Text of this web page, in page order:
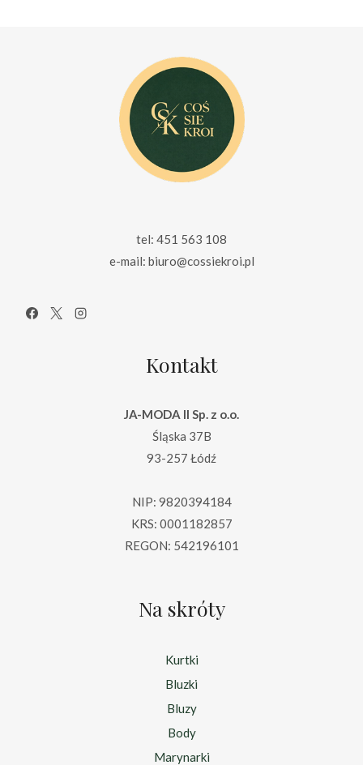
tel: 451 563 108
e-mail: biuro@cossiekroi.pl
Kontakt
JA-MODA II Sp. z o.o.
Śląska 37B
93-257 Łódź
NIP: 9820394184
KRS: 0001182857
REGON: 542196101
Na skróty
Kurtki
Bluzki
Bluzy
Body
Marynarki